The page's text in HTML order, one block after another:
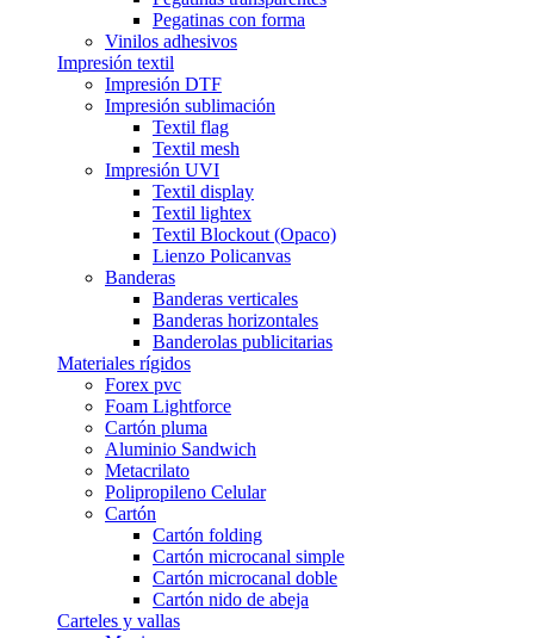
Pegatinas con forma
Vinilos adhesivos
Impresión textil
Impresión DTF
Impresión sublimación
Textil flag
Textil mesh
Impresión UVI
Textil display
Textil lightex
Textil Blockout (Opaco)
Lienzo Policanvas
Banderas
Banderas verticales
Banderas horizontales
Banderolas publicitarias
Materiales rígidos
Forex pvc
Foam Lightforce
Cartón pluma
Aluminio Sandwich
Metacrilato
Polipropileno Celular
Cartón
Cartón folding
Cartón microcanal simple
Cartón microcanal doble
Cartón nido de abeja
Carteles y vallas